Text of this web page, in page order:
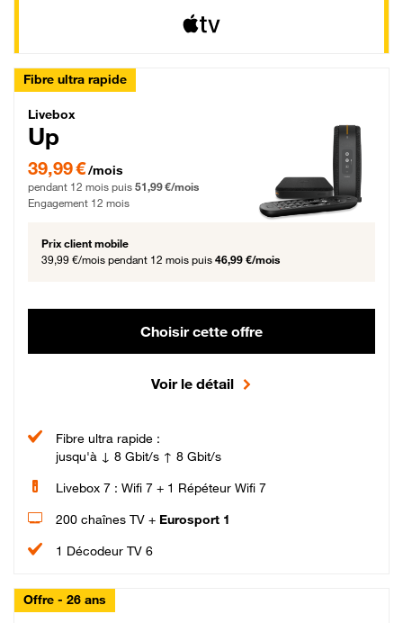
Fibre ultra rapide
Livebox Up Fibre
Livebox
Up
39,99 € par mois pendant 12 mois puis 51,99 € par mois, Engagement 12 mois
39,99 €/mois
pendant 12 mois puis 51,99 €/mois
Engagement 12 mois
Prix client mobile
39,99 €/mois pendant 12 mois puis 46,99 €/mois
Choisir cette offre
Voir le détail
Fibre ultra rapide :
jusqu'à ↓ 8 Gbit/s ↑ 8 Gbit/s
Livebox 7 : Wifi 7 + 1 Répéteur Wifi 7
200 chaînes TV + Eurosport 1
1 Décodeur TV 6
Offre - 26 ans